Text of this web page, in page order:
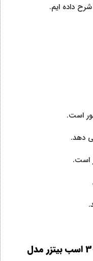
داده ایم.
محل نصب کمپرسور دو مرحله‌ ای 30 اسب بیتزر مدل